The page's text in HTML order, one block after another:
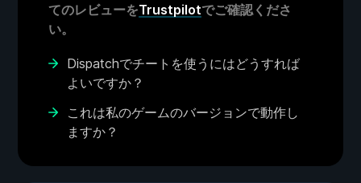
てのレビューをTrustpilotでご確認くださ
い。
Dispatchでチートを使うにはどうすれば
よいですか？
これは私のゲームのバージョンで動作し
ますか？